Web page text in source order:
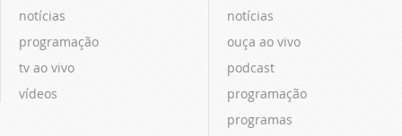
notícias
programação
tv ao vivo
vídeos
notícias
ouça ao vivo
podcast
programação
programas